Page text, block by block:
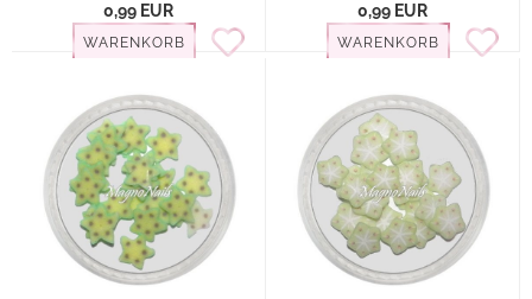
0,99 EUR
WARENKORB
0,99 EUR
WARENKORB